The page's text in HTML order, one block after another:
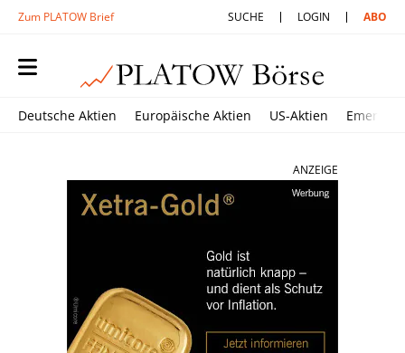
Zum PLATOW Brief SUCHE LOGIN ABO
Deutsche Aktien Europäische Aktien US-Aktien
ANZEIGE